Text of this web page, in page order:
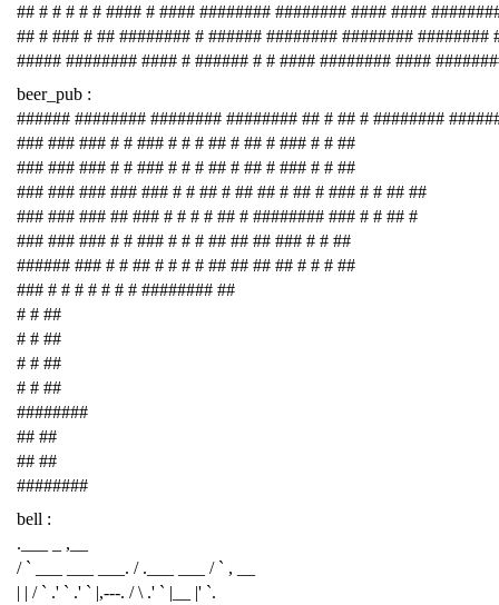
## # # # # # #### # #### ######## ######## #### ####
## # ### # ## ######## # ###### ######## ######## ########
##### ######## #### # ###### # # #### ######## ####
beer_pub :
###### ######## ######## ######## ## # ## # ########
### ### ### # # ### # # # ## # ## # ### # # ##
### ### ### # # ### # # # ## # ## # ### # # ##
### ### ### ### ### # # ## # ## ## # ## # ### # # ## ##
### ### ### ## ### # # # # ## # ######## ### # # ## #
### ### ### # # ### # # # ## ## ## ### # # ##
###### ### # # ## # # # # ## ## ## ## # # # ##
### # # # # # # # ######## ##
# # ##
# # ##
# # ##
# # ##
########
## ##
## ##
########
bell :
.___ _ ,__
/ ` ___ ___ ___. / .___ ___ / ` , __
| | / ` .' ` .' ` |,---. / \ .' ` |__ |' `.